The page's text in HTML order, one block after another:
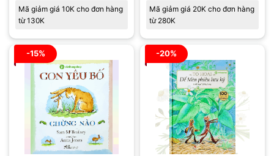
Mã giảm giá 10K cho đơn hàng
từ 130K
Mã giảm giá 20K cho đơn hàng
từ 280K
-15% -20%